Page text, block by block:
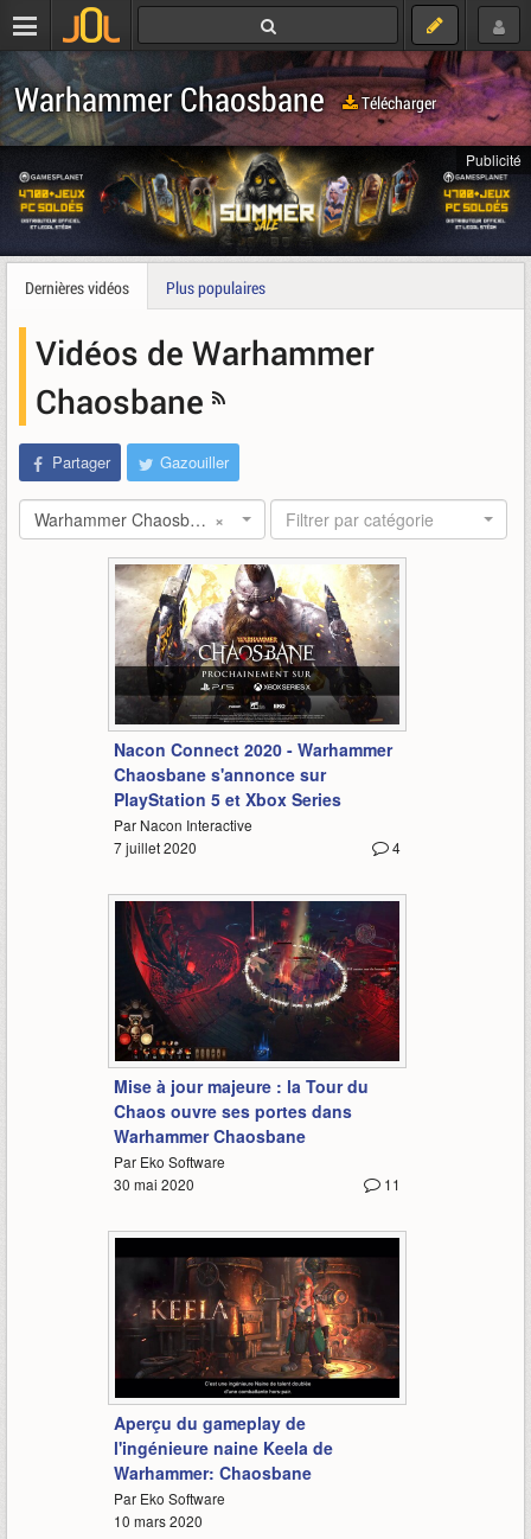
Warhammer Chaosbane Télécharger
Publicité
Dernières vidéos Plus populaires
Vidéos de Warhammer
Chaosbane
Partager Gazouiller
×
Warhammer Chaosbane Filtrer par catégorie
0:10
Nacon Connect 2020 - Warhammer
Chaosbane s'annonce sur
PlayStation 5 et Xbox Series
Par Nacon Interactive
4
7 juillet 2020
2:49
Mise à jour majeure : la Tour du
Chaos ouvre ses portes dans
Warhammer Chaosbane
Par Eko Software
11
30 mai 2020
2:31
Aperçu du gameplay de
l'ingénieure naine Keela de
Warhammer: Chaosbane
Par Eko Software
10 mars 2020